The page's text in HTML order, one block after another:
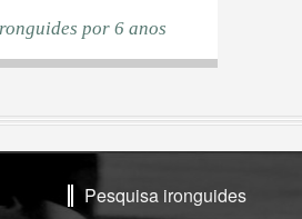
por 6 anos
Pesquisa ironguides